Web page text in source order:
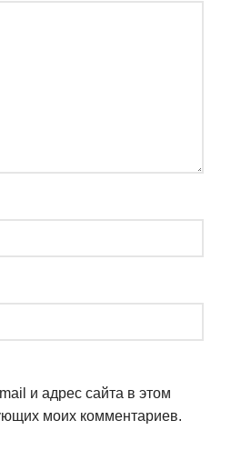
и адрес сайта в этом
моих комментариев.